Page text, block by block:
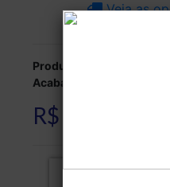
Veja as
Produção:
Acabamentos:
R$ 6.164,40